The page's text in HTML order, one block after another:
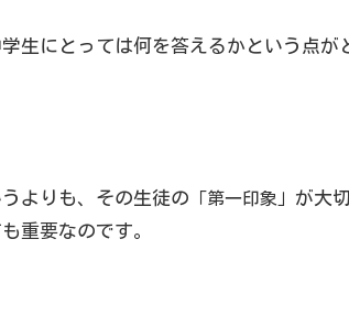
生にとっては何を答えるかという点が
よりも、その生徒の 「第一印象」 が大
重要なのです。